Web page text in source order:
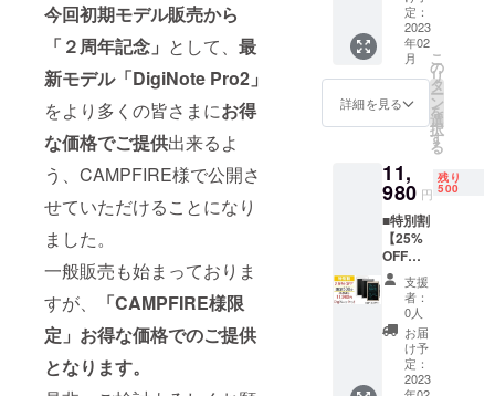
今回初期モデル販売から
「２周年記念」 として、 最
新モデル「DigiNote Pro2」
をより多くの皆さまにお得
な価格でご提供出来るよ
う、CAMPFIRE様で公開さ
せていただけることになり
ました。
一般販売も始まっておりま
すが、
「CAMPFIRE様限
定」お得な価格でのご提供
となります。
Pro2』
1台 ※商
品の仕
様やデ
ザイン
等の細
部変更
が生じ
がござ
います
のでご
了承く
ださ
い。 ※
ご注文
数や部
品の調
達状
込)⇒11,
480円
(税・送
料込) ■
カ
ラー：
アッ
パール
ゴール
ド、ホ
ワイト
（お選
びいた
だけま
す） ■
内容：
『DigiN
Pro2』
1台 ※商
定：
2023
年02
月
詳細を見る
こ
の
リ
タ
ー
ン
を
選
択
す
る
11,
980 円
残り
500
■特別割
【25%
OFF】
500台限
定 ■定
価：
15,950
円(税
込)⇒11,
980円
支援
者：
0人
お届
け予
定：
2023